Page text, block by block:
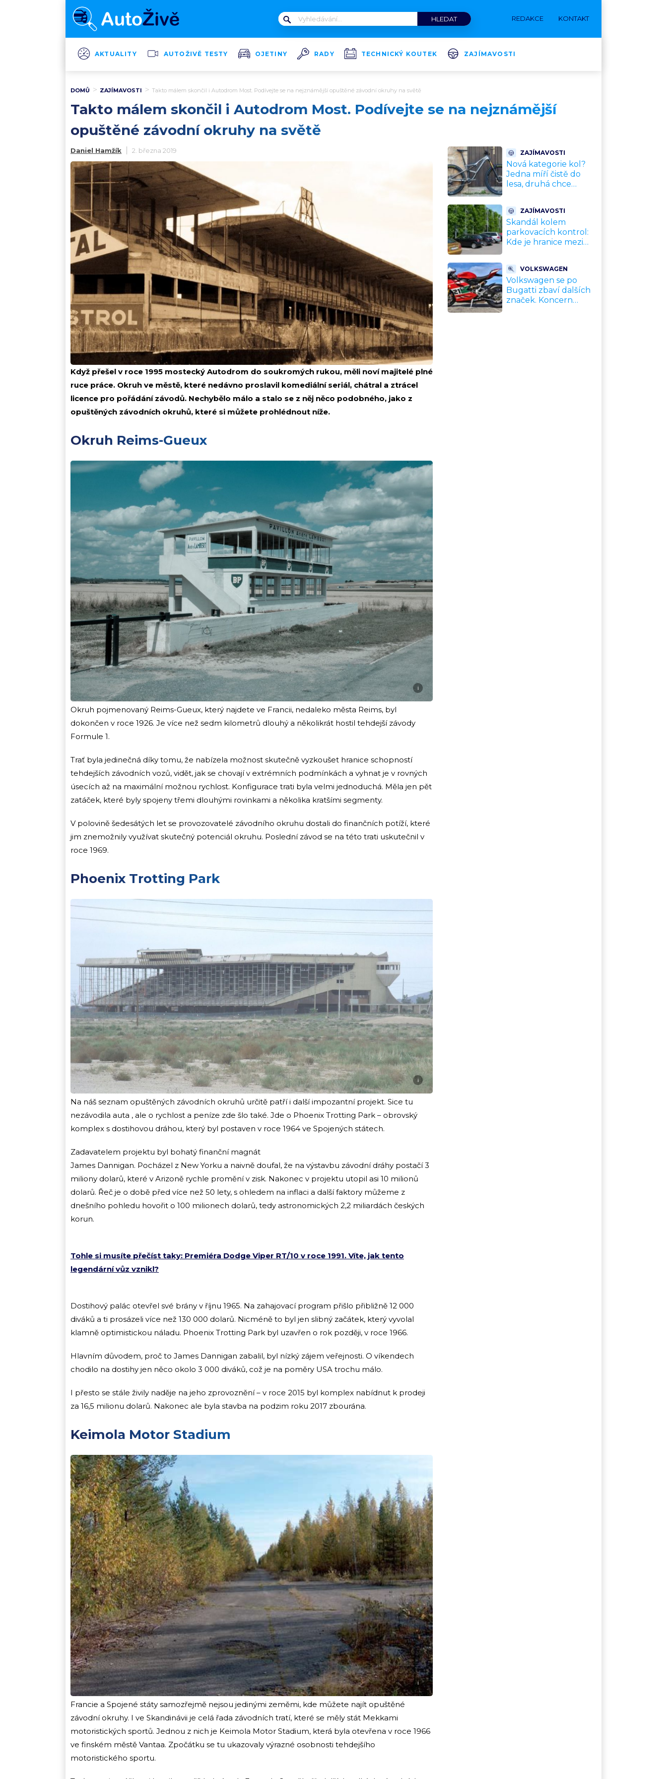
REDAKCE KONTAKT
AKTUALITY AUTOŽIVĚ TESTY OJETINY RADY TECHNICKÝ KOUTEK ZAJÍMAVOSTI
DOMŮ ZAJÍMAVOSTI Takto málem skončil i Autodrom Most. Podívejte se na nejznámější opuštěné závodní okruhy na světě
Takto málem skončil i Autodrom Most. Podívejte se na nejznámější
opuštěné závodní okruhy na světě
Daniel Hamžík 2. března 2019
Když přešel v roce 1995 mostecký Autodrom do soukromých rukou, měli noví majitelé plné
ruce práce. Okruh ve městě, které nedávno proslavil komediální seriál, chátral a ztrácel
licence pro pořádání závodů. Nechybělo málo a stalo se z něj něco podobného, jako z
opuštěných závodních okruhů, které si můžete prohlédnout níže.
Okruh Reims-Gueux
i
Okruh pojmenovaný Reims-Gueux, který najdete ve Francii, nedaleko města Reims, byl
dokončen v roce 1926. Je více než sedm kilometrů dlouhý a několikrát hostil tehdejší závody
Formule 1.
Trať byla jedinečná díky tomu, že nabízela možnost skutečně vyzkoušet hranice schopností
tehdejších závodních vozů, vidět, jak se chovají v extrémních podmínkách a vyhnat je v rovných
úsecích až na maximální možnou rychlost. Konfigurace trati byla velmi jednoduchá. Měla jen pět
zatáček, které byly spojeny třemi dlouhými rovinkami a několika kratšími segmenty.
V polovině šedesátých let se provozovatelé závodního okruhu dostali do finančních potíží, které
jim znemožnily využívat skutečný potenciál okruhu. Poslední závod se na této trati uskutečnil v
roce 1969.
Phoenix Trotting Park
i
Na náš seznam opuštěných závodních okruhů určitě patří i další impozantní projekt. Sice tu
nezávodila auta , ale o rychlost a peníze zde šlo také. Jde o Phoenix Trotting Park – obrovský
komplex s dostihovou dráhou, který byl postaven v roce 1964 ve Spojených státech.
Zadavatelem projektu byl bohatý finanční magnát
James Dannigan. Pocházel z New Yorku a naivně doufal, že na výstavbu závodní dráhy postačí 3
miliony dolarů, které v Arizoně rychle promění v zisk. Nakonec v projektu utopil asi 10 milionů
dolarů. Řeč je o době před více než 50 lety, s ohledem na inflaci a další faktory můžeme z
dnešního pohledu hovořit o 100 milionech dolarů, tedy astronomických 2,2 miliardách českých
korun.
Tohle si musíte přečíst taky: Premiéra Dodge Viper RT/10 v roce 1991. Víte, jak tento
legendární vůz vznikl?
Dostihový palác otevřel své brány v říjnu 1965. Na zahajovací program přišlo přibližně 12 000
diváků a ti prosázeli více než 130 000 dolarů. Nicméně to byl jen slibný začátek, který vyvolal
klamně optimistickou náladu. Phoenix Trotting Park byl uzavřen o rok později, v roce 1966.
Hlavním důvodem, proč to James Dannigan zabalil, byl nízký zájem veřejnosti. O víkendech
chodilo na dostihy jen něco okolo 3 000 diváků, což je na poměry USA trochu málo.
I přesto se stále živily naděje na jeho zprovoznění – v roce 2015 byl komplex nabídnut k prodeji
za 16,5 milionu dolarů. Nakonec ale byla stavba na podzim roku 2017 zbourána.
Keimola Motor Stadium
i
Francie a Spojené státy samozřejmě nejsou jedinými zeměmi, kde můžete najít opuštěné
závodní okruhy. I ve Skandinávii je celá řada závodních tratí, které se měly stát Mekkami
motoristických sportů. Jednou z nich je Keimola Motor Stadium, která byla otevřena v roce 1966
ve finském městě Vantaa. Zpočátku se tu ukazovaly výrazné osobnosti tehdejšího
motoristického sportu.
ZAJÍMAVOSTI
Nová kategorie kol?
Jedna míří čistě do
lesa, druhá chce
rozporuplné názory
ZAJÍMAVOSTI
Skandál kolem
parkovacích kontrol:
Kde je hranice mezi
výhoda, velký
problém
VOLKSWAGEN
Volkswagen se po
Bugatti zbaví dalších
značek. Koncern